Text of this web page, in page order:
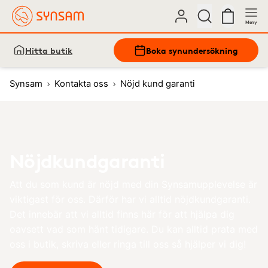
Meny
Hitta butik Boka synundersökning
Synsam Kontakta oss Nöjd kund garanti